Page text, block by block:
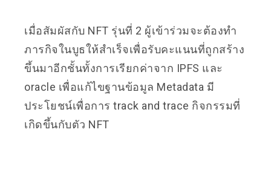
เมื่อสัมผัสกับ NFT รุ่นที่ 2 ผู้เข้าร่วมจะต้องทำ
ภารกิจในบูธให้สำเร็จเพื่อรับคะแนนที่ถูกสร้าง
ขึ้นมาอีกชั้นทั้งการเรียกค่าจาก IPFS และ
oracle เพื่อแก้ไขฐานข้อมูล Metadata มี
ประโยชน์เพื่อการ track and trace กิจกรรมที่
เกิดขึ้นกับตัว NFT